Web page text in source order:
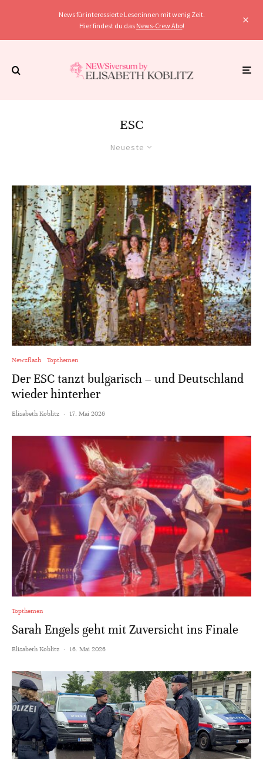
News für interessierte Leser:innen mit wenig Zeit.
Hier findest du das News-Crew Abo!
ESC
Neueste
Newsflash Topthemen
Der ESC tanzt bulgarisch – und Deutschland
wieder hinterher
Elisabeth Koblitz · 17. Mai 2026
Topthemen
Sarah Engels geht mit Zuversicht ins Finale
Elisabeth Koblitz · 16. Mai 2026